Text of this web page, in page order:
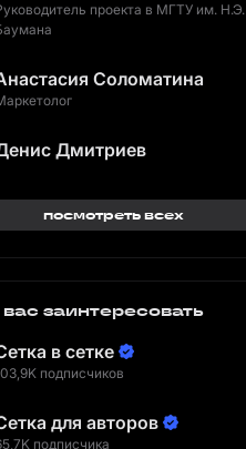
проекта в МГТУ им. Н.Э.
Соломатина
Дмитриев
посмотреть всех
заинтересовать
в сетке
подписчиков
для авторов
подписчика